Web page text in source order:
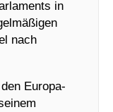
in
nach
Europa-